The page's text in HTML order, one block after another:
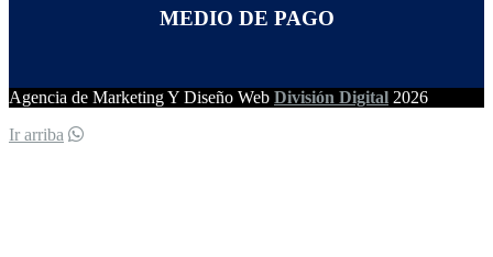
MEDIO DE PAGO
Agencia de Marketing Y Diseño Web División Digital 2026
Ir arriba